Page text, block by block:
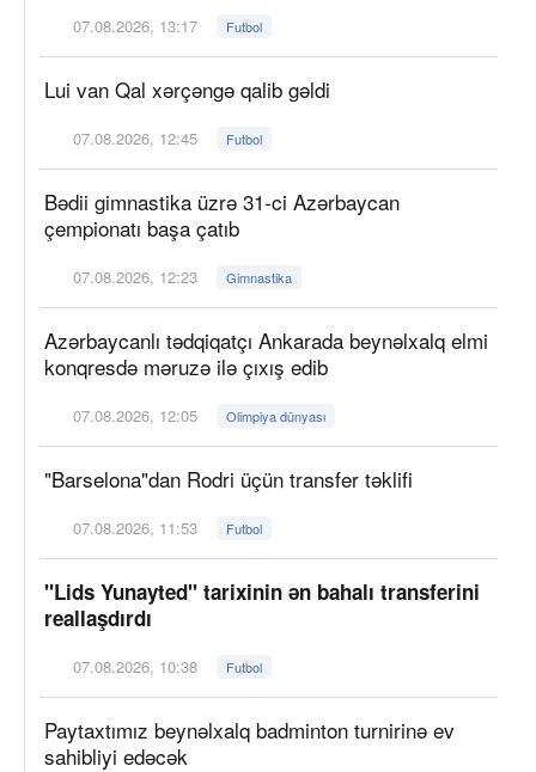
07.08.2026, 13:17 Futbol
Lui van Qal xərçəngə qalib gəldi
07.08.2026, 12:45 Futbol
Bədii gimnastika üzrə 31-ci Azərbaycan
çempionatı başa çatıb
07.08.2026, 12:23 Gimnastika
Azərbaycanlı tədqiqatçı Ankarada beynəlxalq elmi
konqresdə məruzə ilə çıxış edib
07.08.2026, 12:05 Olimpiya dünyası
"Barselona"dan Rodri üçün transfer təklifi
07.08.2026, 11:53 Futbol
"Lids Yunayted" tarixinin ən bahalı transferini
reallaşdırdı
07.08.2026, 10:38 Futbol
Paytaxtımız beynəlxalq badminton turnirinə ev
sahibliyi edəcək